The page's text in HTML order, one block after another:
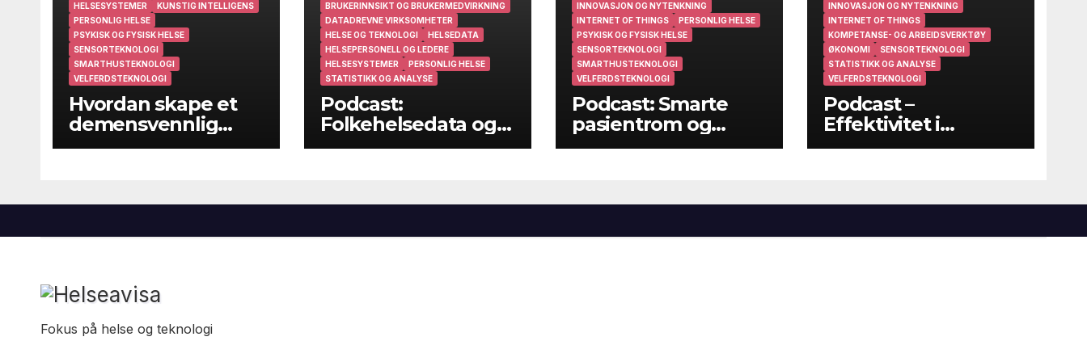
HELSESYSTEMER
KUNSTIG INTELLIGENS
PERSONLIG HELSE
PSYKISK OG FYSISK HELSE
SENSORTEKNOLOGI
SMARTHUSTEKNOLOGI
VELFERDSTEKNOLOGI
Hvordan skape et
demensvennlig
samfunn?
BRUKERINNSIKT OG BRUKERMEDVIRKNING
DATADREVNE VIRKSOMHETER
HELSE OG TEKNOLOGI
HELSEDATA
HELSEPERSONELL OG LEDERE
HELSESYSTEMER
PERSONLIG HELSE
STATISTIKK OG ANALYSE
Podcast:
Folkehelsedata og
folkehelsearbeid i
INNOVASJON OG NYTENKNING
INTERNET OF THINGS
PERSONLIG HELSE
PSYKISK OG FYSISK HELSE
SENSORTEKNOLOGI
SMARTHUSTEKNOLOGI
VELFERDSTEKNOLOGI
Podcast: Smarte
pasientrom og
smarte hjem
INNOVASJON OG NYTENKNING
INTERNET OF THINGS
KOMPETANSE- OG ARBEIDSVERKTØY
ØKONOMI
SENSORTEKNOLOGI
STATISTIKK OG ANALYSE
VELFERDSTEKNOLOGI
Podcast –
Effektivitet i
helsevesenet – På
Fokus på helse og teknologi